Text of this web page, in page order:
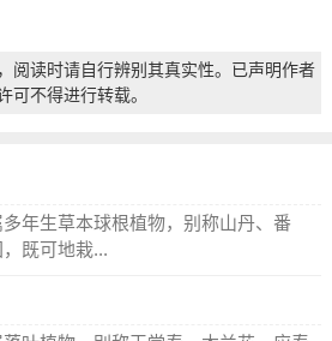
阅读时请自行辨别其真实性。已声明作者
可不得进行转载。
年生草本球根植物，别称山丹、番
既可地栽...